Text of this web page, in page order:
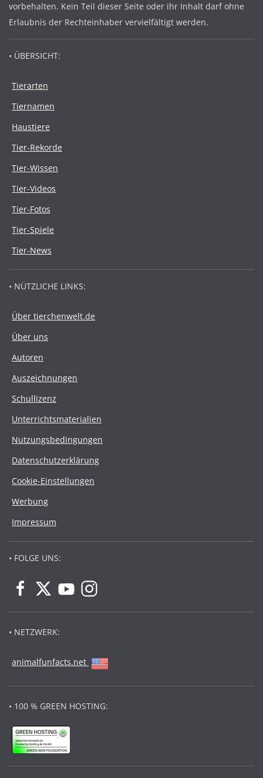
vorbehalten. Kein Teil dieser Seite oder ihr Inhalt darf ohne
Erlaubnis der Rechteinhaber vervielfältigt werden.
• ÜBERSICHT:
Tierarten
Tiernamen
Haustiere
Tier-Rekorde
Tier-Wissen
Tier-Videos
Tier-Fotos
Tier-Spiele
Tier-News
• NÜTZLICHE LINKS:
Über tierchenwelt.de
Über uns
Autoren
Auszeichnungen
Schullizenz
Unterrichtsmaterialien
Nutzungsbedingungen
Datenschutzerklärung
Cookie-Einstellungen
Werbung
Impressum
• FOLGE UNS:
• NETZWERK:
animalfunfacts.net
• 100 % GREEN HOSTING: